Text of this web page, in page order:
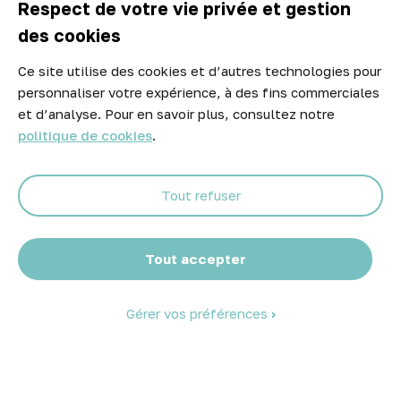
Respect de votre vie privée et gestion
des cookies
Ce site utilise des cookies et d’autres technologies pour
personnaliser votre expérience, à des fins commerciales
et d’analyse. Pour en savoir plus, consultez notre
politique de cookies.
Tout accepter
Tout refuser
Gérer vos préférences
Newsletter
Ne manquez aucune opportunité ! Restez informé de nos meilleurs
prix et nouveaux arrivages.
Abonnez-vous
© 2026 Atelier Piscine - Tous droits réservés